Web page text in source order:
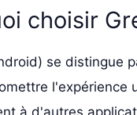
choisir
se distingue
l'expérience
à d'autres